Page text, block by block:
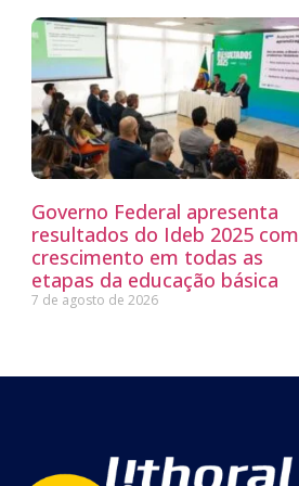
Governo Federal apresenta
resultados do Ideb 2025 com
crescimento em todas as
etapas da educação básica
7 de agosto de 2026